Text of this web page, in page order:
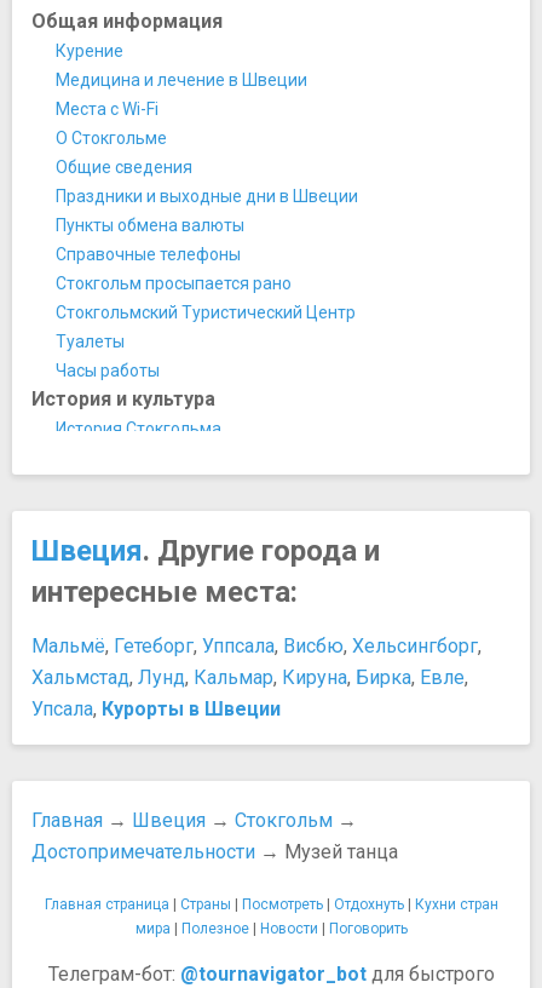
Музей танца
Музей фотографии
Музей шведской армии
Музей экспериментов Тома Тита
Национальный музей Швеции
Нобелевский музей
Парк-музей принца Евгения Вальдемарсудде
Тильская картинная галерея
Шведский музей естественной истории
Шведский национальный музей науки и техники
Этнографический музей
Юнибаккен
Ночная жизнь, рестораны, кабаре
Вегетарианский ресторан
Кафе Vete-Katten
Ресторан Ekstedt
Ресторан Fem Sma Hus
Ресторан Lilla Ego
Ресторан Mathias Dahlgren
Ресторан Meatballs
Ресторан Pubologi
Ресторан Вольт
Ресторан Ролфс Кок
Ресторан Франтзен
Парки и природные достопримечательности
Парк Кунгсан
Парк Хага
Площади, улицы, фонтаны, районы
Фонтан Молина
Общая информация
Курение
Медицина и лечение в Швеции
Места с Wi-Fi
О Стокгольме
Общие сведения
Праздники и выходные дни в Швеции
Пункты обмена валюты
Справочные телефоны
Стокгольм просыпается рано
Стокгольмский Туристический Центр
Туалеты
Часы работы
История и культура
История Стокгольма
Персоны
Астрид Линдгрен
Дольф Лундгрен
Бесплатные музеи Стокгольма
Ночные клубы
Панорамы Стокгольма
Пляжи
Покупки
Магазины Стокгольма
Что привезти из Стокгольма
Еда и напитки
Вода из-под крана
Швеция. Другие города и
интересные места:
Мальмё, Гетеборг, Уппсала, Висбю, Хельсингборг,
Хальмстад, Лунд, Кальмар, Кируна, Бирка, Евле,
Упсала, Курорты в Швеции
Главная → Швеция → Стокгольм →
Достопримечательности → Музей танца
Главная страница | Страны | Посмотреть| Отдохнуть| Кухни стран
мира | Полезное| Новости | Поговорить
Телеграм-бот: @tournavigator_botдля быстрого